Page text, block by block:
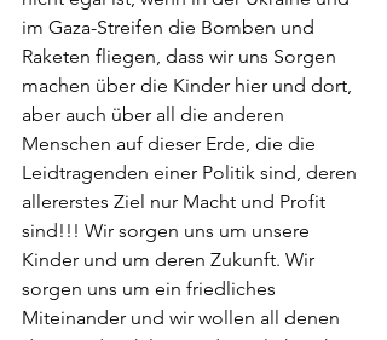
im Gaza-Streifen die Bomben und
Raketen fliegen, dass wir uns Sorgen
machen über die Kinder hier und dort,
aber auch über all die anderen
Menschen auf dieser Erde, die die
Leidtragenden einer Politik sind, deren
allererstes Ziel nur Macht und Profit
sind!!! Wir sorgen uns um unsere
Kinder und um deren Zukunft. Wir
sorgen uns um ein friedliches
Miteinander und wir wollen all denen